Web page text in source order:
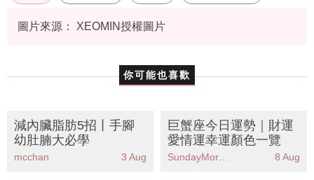
零雜質
圖片來源： XEOMIN授權圖片
你可能也喜歡
減內臟脂肪5招丨手腳
幼肚腩大必學
mcchan 3 Aug
巨蟹座今日運勢｜財運
愛情運幸運顏色一覽
8 Aug